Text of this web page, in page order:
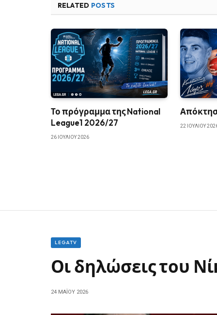
RELATED POSTS
Το πρόγραμμα της National
League1 2026/27
26 ΙΟΥΛΊΟΥ 2026
22 ΙΟΥΛΊΟΥ
LEGATV
Οι δηλώσεις του
24 ΜΑΪ́ΟΥ 2026